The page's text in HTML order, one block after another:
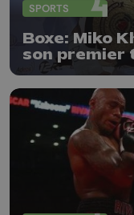
SPORTS
Boxe: Miko
son premier